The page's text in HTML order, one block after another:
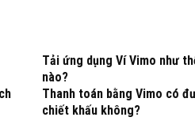
Tải ứng dụng Ví Vimo như
nào?
Thanh toán bằng Vimo có
chiết khấu không?